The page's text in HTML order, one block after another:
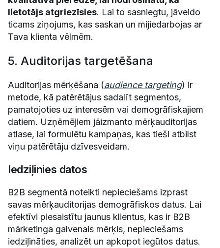
lietotājs atgriezīsies. Lai to sasniegtu, jāveido
ticams ziņojums, kas saskan un mijiedarbojas ar
Tava klienta vēlmēm.
5. Auditorijas targetēšana
Auditorijas mērķēšana (audience targeting) ir
metode, kā patērētājus sadalīt segmentos,
pamatojoties uz interesēm vai demogrāfiskajiem
datiem. Uzņēmējiem jāizmanto mērķauditorijas
atlase, lai formulētu kampaņas, kas tieši atbilst
viņu patērētāju dzīvesveidam.
Iedziļinies datos
B2B segmentā noteikti nepieciešams izprast
savas mērķauditorijas demogrāfiskos datus. Lai
efektīvi piesaistītu jaunus klientus, kas ir B2B
mārketinga galvenais mērķis, nepieciešams
iedziļināties, analizēt un apkopot iegūtos datus.